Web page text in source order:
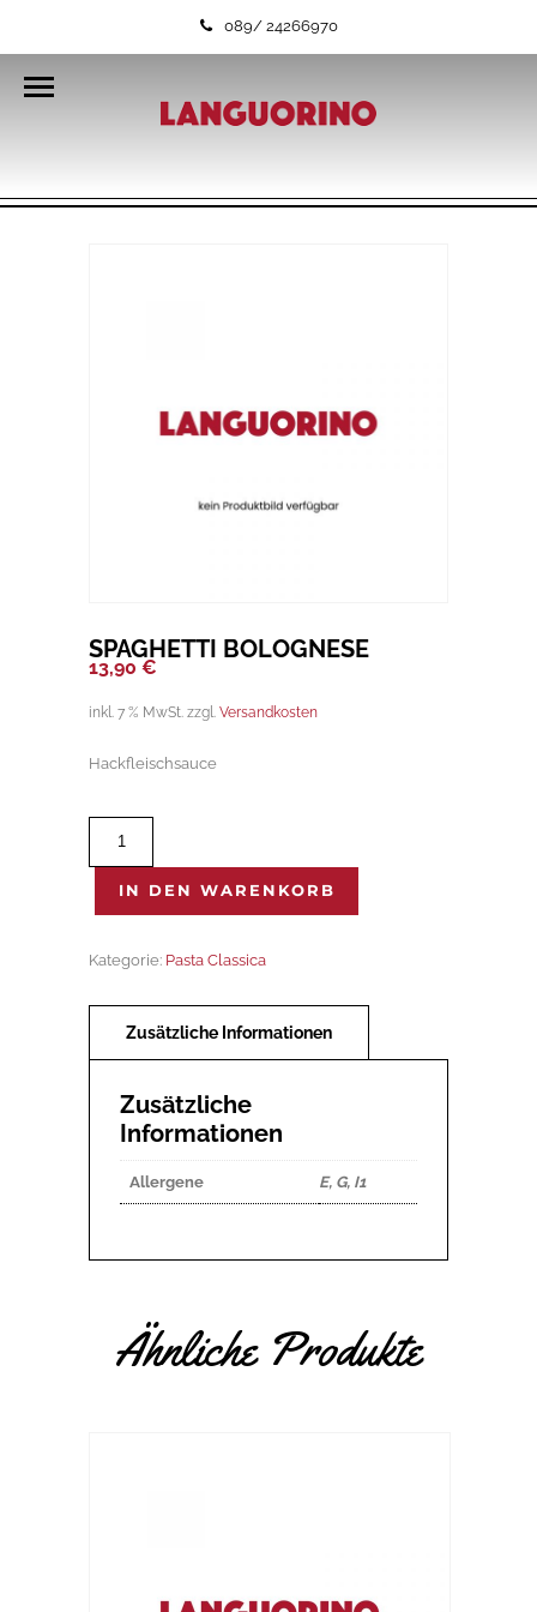
089/ 24266970
SPAGHETTI BOLOGNESE
13,90 €
inkl. 7 % MwSt. zzgl. Versandkosten
Hackfleischsauce
MengeIN DEN WARENKORB
Kategorie: Pasta Classica
Zusätzliche
Informationen
Allergene E, G, I1
Ähnliche Produkte